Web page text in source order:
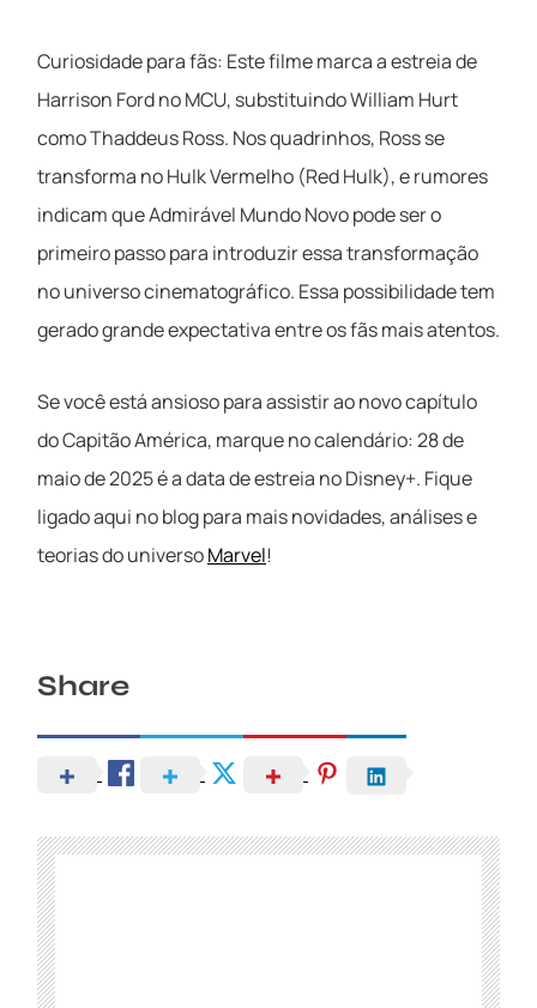
Curiosidade para fãs: Este filme marca a estreia de
Harrison Ford no MCU, substituindo William Hurt
como Thaddeus Ross. Nos quadrinhos, Ross se
transforma no Hulk Vermelho (Red Hulk), e rumores
indicam que Admirável Mundo Novo pode ser o
primeiro passo para introduzir essa transformação
no universo cinematográfico. Essa possibilidade tem
gerado grande expectativa entre os fãs mais atentos.
Se você está ansioso para assistir ao novo capítulo
do Capitão América, marque no calendário: 28 de
maio de 2025 é a data de estreia no Disney+. Fique
ligado aqui no blog para mais novidades, análises e
teorias do universoMarvel!
Share